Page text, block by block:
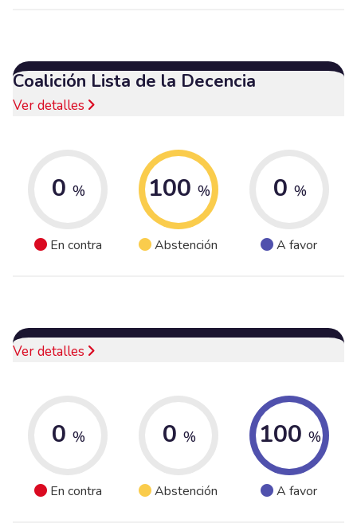
Coalición Lista de la Decencia
Ver detalles
0 %
En contra
100 %
Abstención
0 %
A favor
Ver detalles
0 %
En contra
0 %
Abstención
100 %
A favor